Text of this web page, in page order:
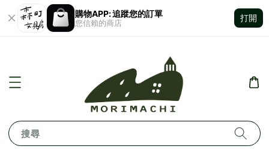
購物APP: 追蹤您的訂單
您信賴的商店
打開
搜尋